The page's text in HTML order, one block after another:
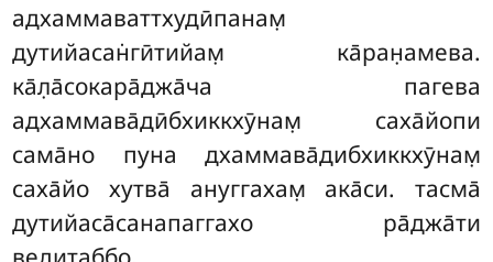
адхаммаваттхудӣпанам̣
дутийасан̇гӣтийам̣ ка̄ран̣амева.
ка̄л̣а̄сокара̄джа̄ча пагева
адхаммава̄дӣбхиккхӯнам̣ саха̄йопи
сама̄но пуна дхаммава̄дибхиккхӯнам̣
саха̄йо хутва̄ ануггахам̣ ака̄си. тасма̄
дутийаса̄санапаггахо ра̄джа̄ти